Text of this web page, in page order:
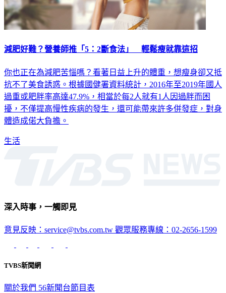
減肥好難？營養師推「5：2斷食法」 輕鬆瘦就靠這招
你也正在為減肥苦惱嗎？看著日益上升的體重，想瘦身卻又抵
抗不了美食誘惑。根據國健署資料統計，2016年至2019年國人
過重或肥胖率高達47.9%，相當於每2人就有1人因過胖而困
擾，不僅提高慢性疾病的發生，還可能帶來許多併發症，對身
體造成偌大負擔。
生活
深入時事，一觸即見
意見反映：service@tvbs.com.tw 觀眾服務專線：02-2656-1599
TVBS新聞網
關於我們 56新聞台節目表